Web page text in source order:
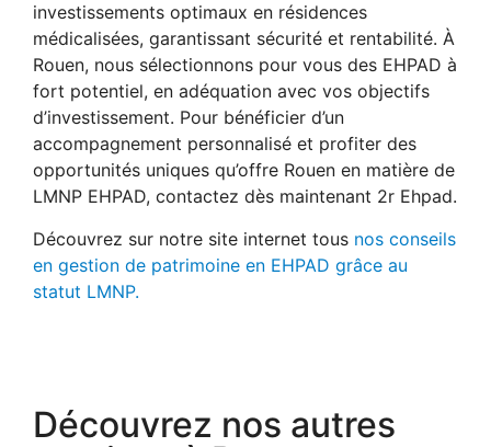
investissements optimaux en résidences
médicalisées, garantissant sécurité et rentabilité. À
Rouen, nous sélectionnons pour vous des EHPAD à
fort potentiel, en adéquation avec vos objectifs
d’investissement. Pour bénéficier d’un
accompagnement personnalisé et profiter des
opportunités uniques qu’offre Rouen en matière de
LMNP EHPAD, contactez dès maintenant 2r Ehpad.
Découvrez sur notre site internet tous nos conseils
en gestion de patrimoine en EHPAD grâce au
statut LMNP.
Découvrez nos autres